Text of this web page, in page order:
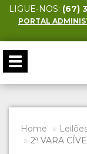
LIGUE-NOS: (67)
PORTAL
Toggle
navigation
Home
2ª VARA